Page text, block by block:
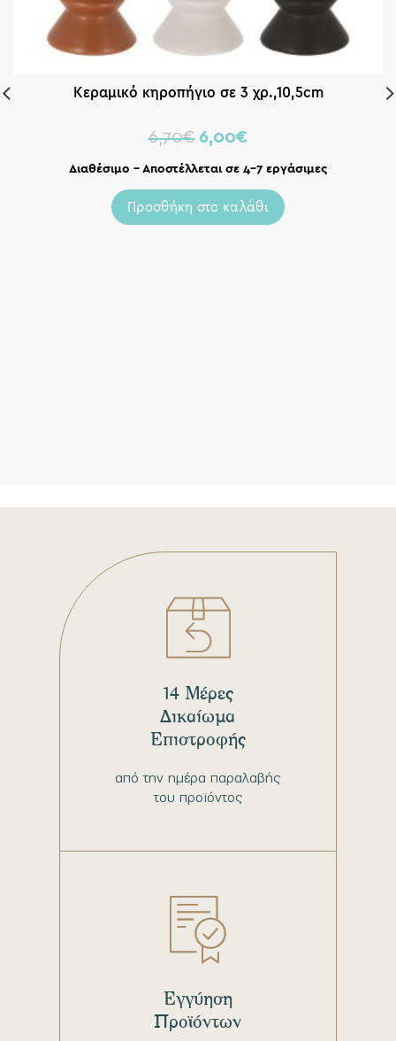
Κεραμικό κηροπήγιο σε 3 χρ.,10,5cm
6,70€ 6,00€
Διαθέσιμο – Αποστέλλεται σε 4-7 εργάσιμες
Προσθήκη στο καλάθι
από την ημέρα παραλαβής
του προϊόντος
14 Μέρες
Δικαίωμα
Επιστροφής
Εγγύηση
Προϊόντων